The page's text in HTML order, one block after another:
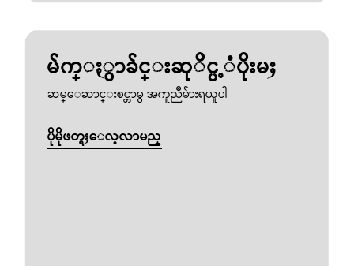
မ်က္ႏွာခ်င္းဆုိင္ပ့ံပိုးမႈ
ဆမ္ေဆာင္းစင္တာမွ အကူညီမ်ားရယူပါ
ပိုမိုဖတ္ရႈေလ့လာမည္